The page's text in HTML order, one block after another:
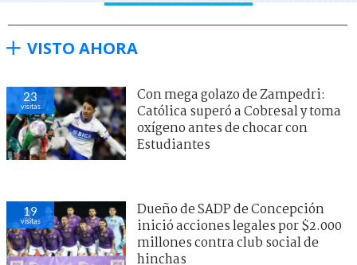
VISTO AHORA
24
visitas
Infantino suma respaldo en
Sudamérica ante crisis: Ecuador y
Venezuela se cuadran con el suizo
19
visitas
Dueño de SADP de Concepción
inició acciones legales por $2.000
millones contra club social de
hinchas